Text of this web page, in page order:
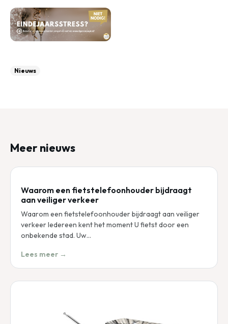
Nieuws
Meer nieuws
Waarom een fietstelefoonhouder bijdraagt
aan veiliger verkeer
Waarom een fietstelefoonhouder bijdraagt aan veiliger
verkeer Iedereen kent het moment U fietst door een
onbekende stad. Uw…
Lees meer →